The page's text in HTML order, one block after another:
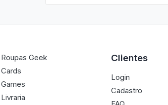
Roupas Geek
Cards
Games
Livraria
Clientes
Login
Cadastro